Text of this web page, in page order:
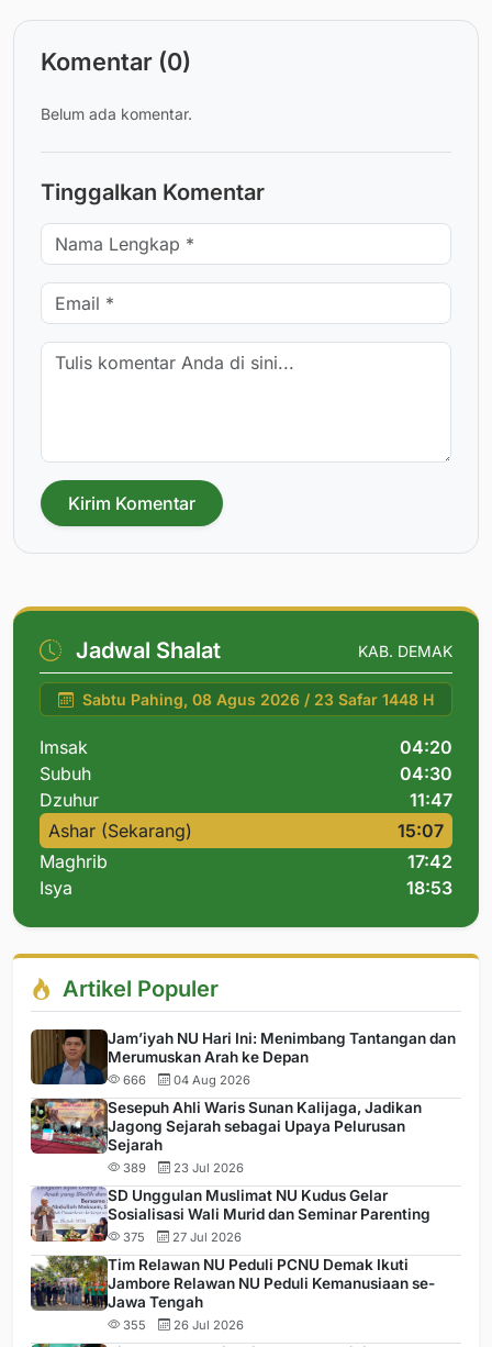
Komentar (0)
Belum ada komentar.
Tinggalkan Komentar
Kirim Komentar
Jadwal Shalat KAB. DEMAK
Sabtu Pahing, 08 Agus 2026 / 23 Safar 1448 H
Imsak
04:20
Subuh
04:30
Dzuhur
11:47
Ashar (Sekarang)
15:07
Maghrib
17:42
Isya
18:53
Artikel Populer
Jam’iyah NU Hari Ini: Menimbang Tantangan dan
Merumuskan Arah ke Depan
666 04 Aug 2026
Sesepuh Ahli Waris Sunan Kalijaga, Jadikan
Jagong Sejarah sebagai Upaya Pelurusan
Sejarah
389 23 Jul 2026
SD Unggulan Muslimat NU Kudus Gelar
Sosialisasi Wali Murid dan Seminar Parenting
375 27 Jul 2026
Tim Relawan NU Peduli PCNU Demak Ikuti
Jambore Relawan NU Peduli Kemanusiaan se-
Jawa Tengah
355 26 Jul 2026